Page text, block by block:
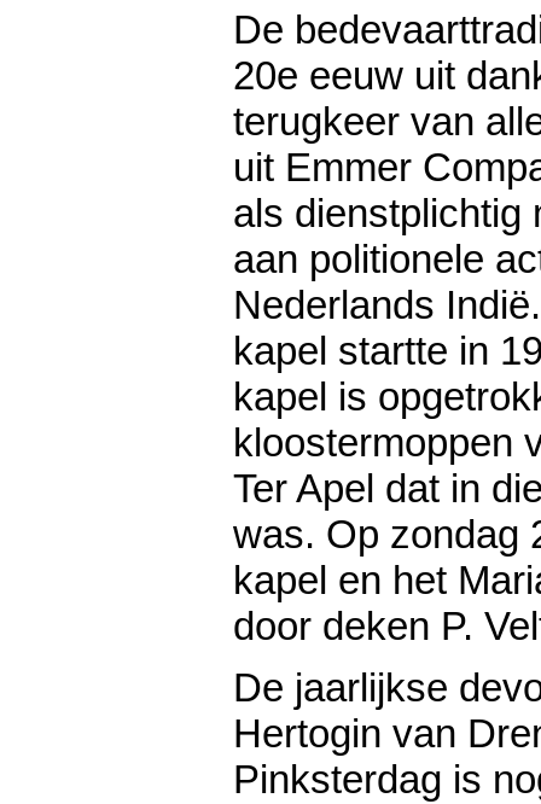
De
20e eeuw uit
terugkeer van
uit Emmer
als dienstplichtig
aan politionele
Nederlands
kapel startte in
kapel is
kloostermoppen
Ter Apel dat in
was. Op zondag
kapel en het
door deken P.
De jaarlijkse
Hertogin van
Pinksterdag is